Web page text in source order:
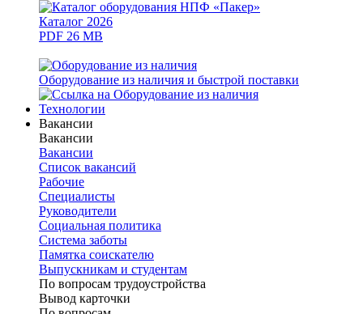
Каталог 2026
PDF 26 MB
Оборудование из наличия и быстрой поставки
Технологии
Вакансии
Вакансии
Вакансии
Список вакансий
Рабочие
Специалисты
Руководители
Cоциальная политика
Система заботы
Памятка соискателю
Выпускникам и студентам
По вопросам трудоустройства
Вывод карточки